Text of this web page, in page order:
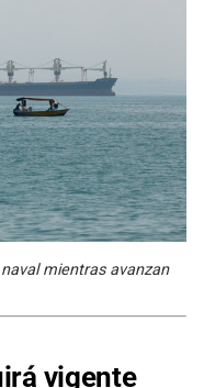
mientras avanzan
vigente